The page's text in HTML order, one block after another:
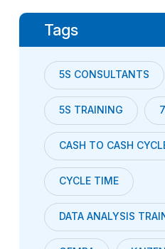
Tags
5S CONSULTANTS
5S TRAINING
CASH TO CASH
CYCLE TIME
DATA ANALYSIS